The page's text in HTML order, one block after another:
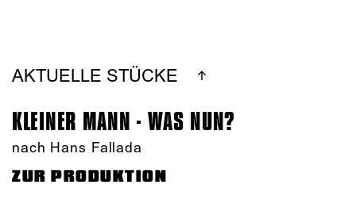
AKTUELLE STÜCKE
KLEINER MANN - WAS NUN?
nach Hans Fallada
ZUR PRODUKTION